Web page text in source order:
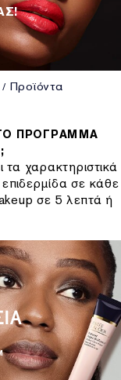
Προϊόντα
ΠΡΟΓΡΑΜΜΑ
τα χαρακτηριστικά
σε κάθε
σε 5 λεπτά ή